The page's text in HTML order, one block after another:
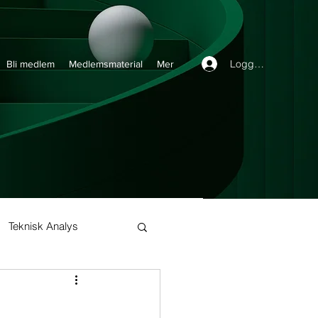
Teknisk Analys
Buy and Hold
Bli medlem Medlemsmaterial Mer Logga in